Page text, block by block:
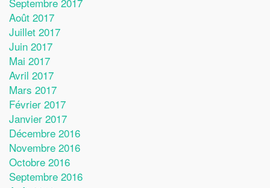
Août 2017
Juillet 2017
Juin 2017
Mai 2017
Avril 2017
Mars 2017
Février 2017
Janvier 2017
Décembre 2016
Novembre 2016
Octobre 2016
Septembre 2016